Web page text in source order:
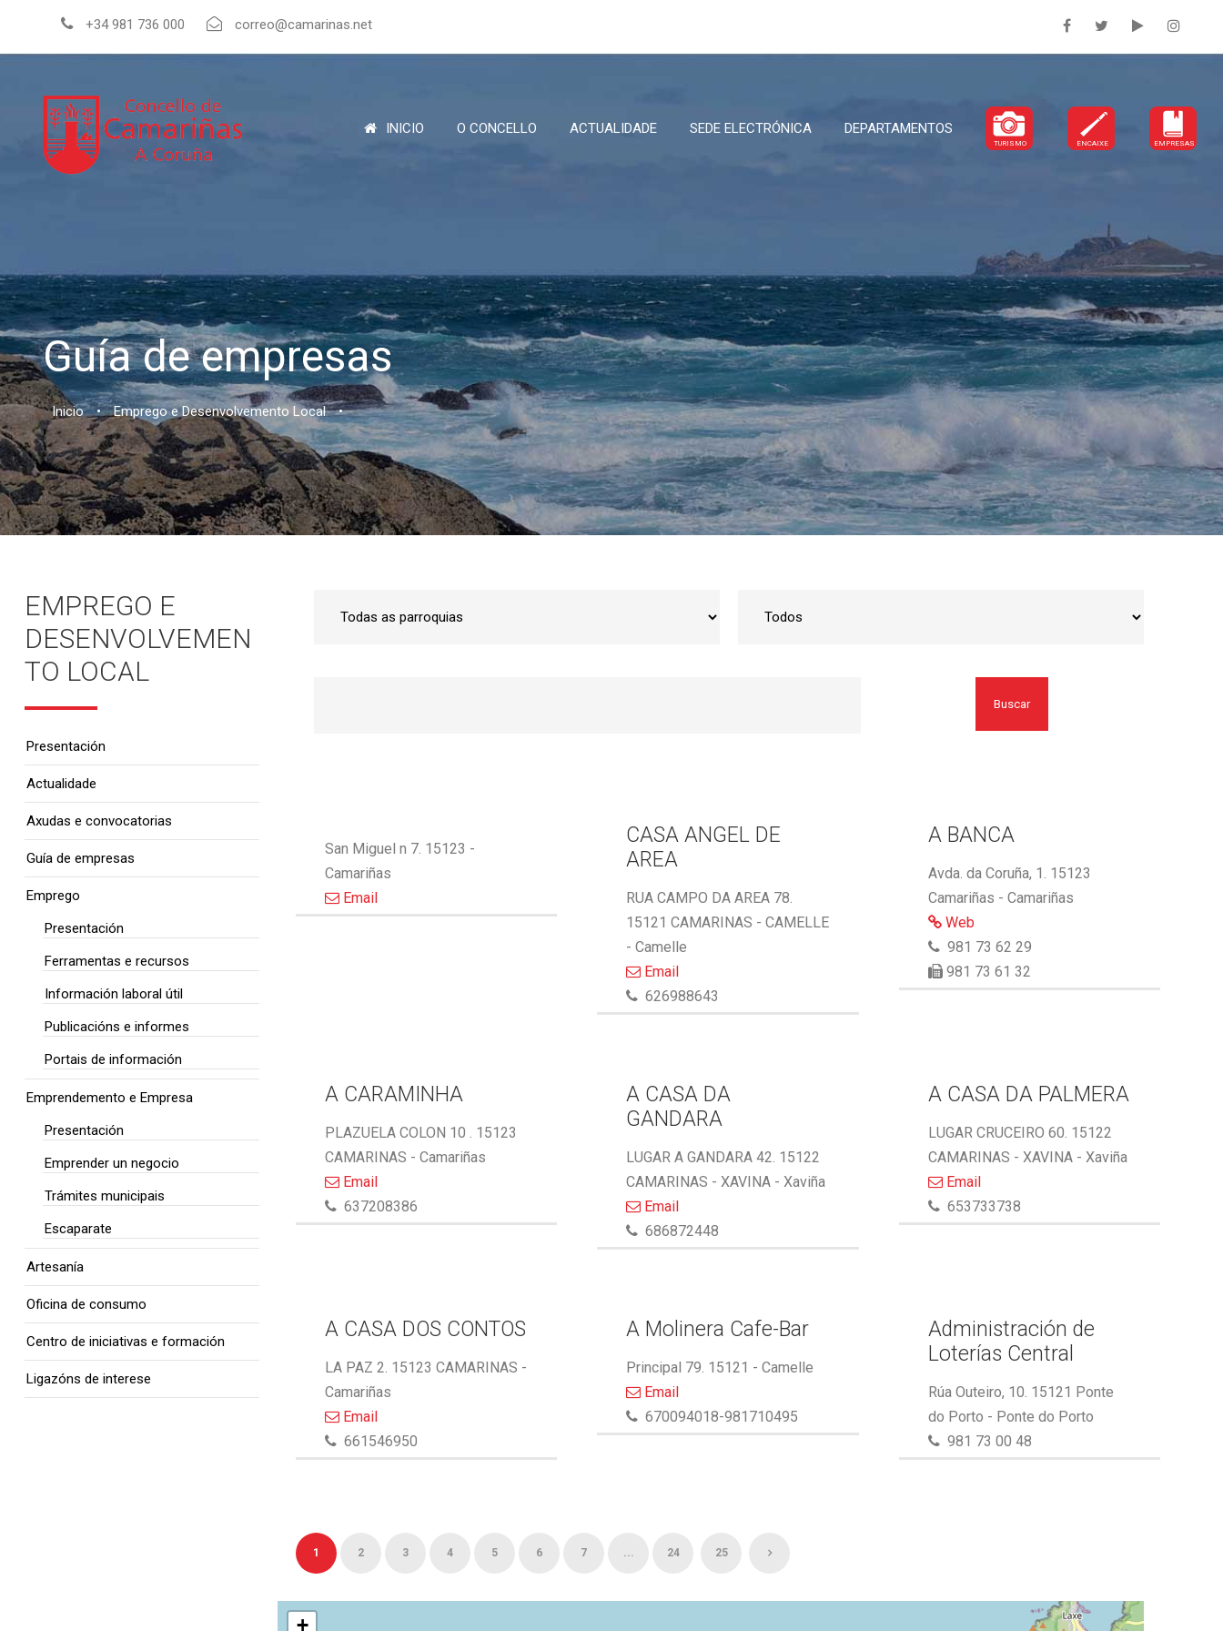
+34 981 736 000 correo@camarinas.net
INICIO O CONCELLO ACTUALIDADE SEDE ELECTRÓNICA DEPARTAMENTOS
TURISMO ENCAIXE EMPRESAS
Guía de empresas
Inicio • Emprego e Desenvolvemento Local •
Buscar
San Miguel n 7. 15123 -
Camariñas
Email
CASA ANGEL DE
AREA
RUA CAMPO DA AREA 78.
15121 CAMARINAS - CAMELLE
- Camelle
Email
626988643
A BANCA
Avda. da Coruña, 1. 15123
Camariñas - Camariñas
Web
981 73 62 29
981 73 61 32
A CARAMINHA
PLAZUELA COLON 10 . 15123
CAMARINAS - Camariñas
Email
637208386
A CASA DA
GANDARA
LUGAR A GANDARA 42. 15122
CAMARINAS - XAVINA - Xaviña
Email
686872448
A CASA DA PALMERA
LUGAR CRUCEIRO 60. 15122
CAMARINAS - XAVINA - Xaviña
Email
653733738
A CASA DOS CONTOS
LA PAZ 2. 15123 CAMARINAS -
Camariñas
Email
661546950
A Molinera Cafe-Bar
Principal 79. 15121 - Camelle
Email
670094018-981710495
Administración de
Loterías Central
Rúa Outeiro, 10. 15121 Ponte
do Porto - Ponte do Porto
981 73 00 48
1 2 3 4 5 6 7 ... 24 25
+
EMPREGO E
DESENVOLVEMEN
TO LOCAL
Presentación
Actualidade
Axudas e convocatorias
Guía de empresas
Emprego
Presentación
Ferramentas e recursos
Información laboral útil
Publicacións e informes
Portais de información
Emprendemento e Empresa
Presentación
Emprender un negocio
Trámites municipais
Escaparate
Artesanía
Oficina de consumo
Centro de iniciativas e formación
Ligazóns de interese